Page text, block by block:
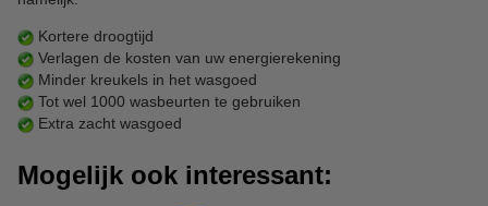
Kortere droogtijd
Verlagen de kosten van uw energierekening
Minder kreukels in het wasgoed
Tot wel 1000 wasbeurten te gebruiken
Extra zacht wasgoed
Mogelijk ook interessant: